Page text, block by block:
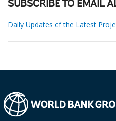
SUBSCRIBE TO EMAIL
Daily Updates of the Latest